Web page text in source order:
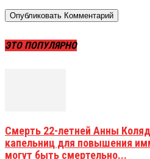
ЭТО ПОПУЛЯРНО
Смерть 22-летней Анны
капельниц для повышения
могут быть смертельно...